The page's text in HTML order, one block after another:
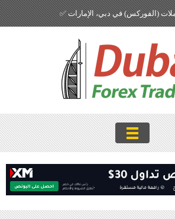
(الفوركس) في دبي، الإمارات ✅